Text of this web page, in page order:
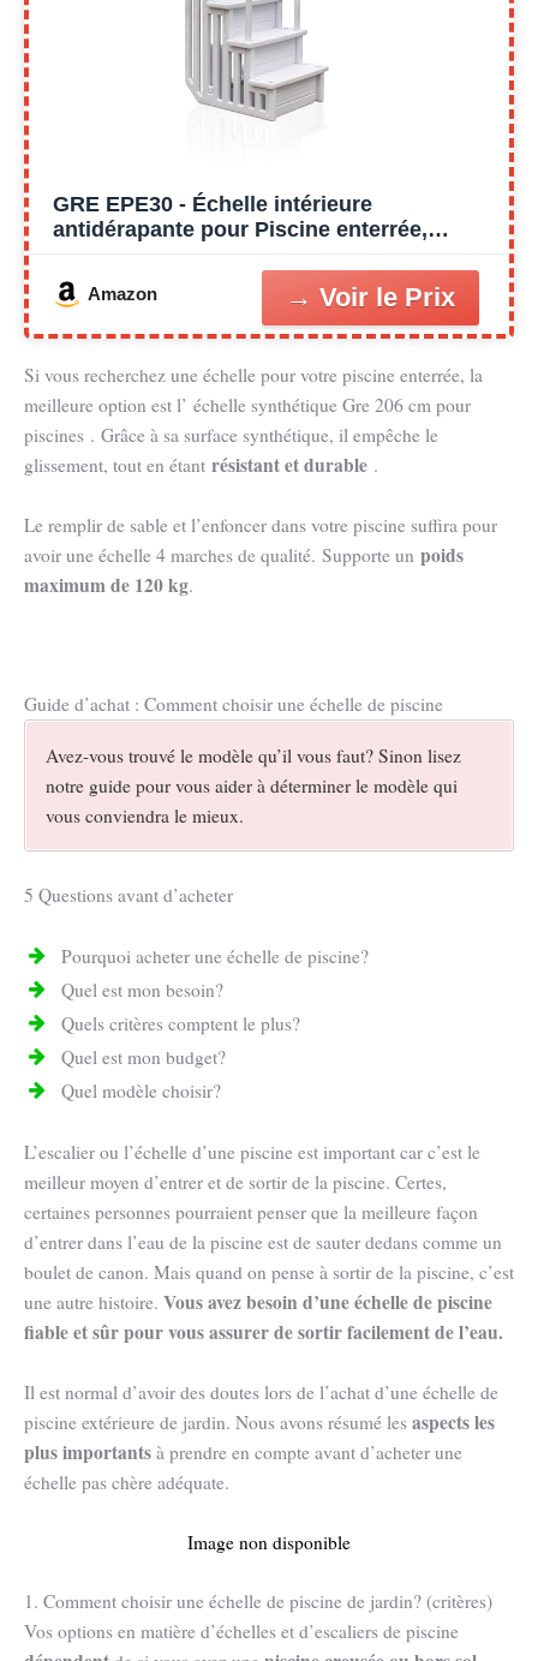
GRE EPE30 - Échelle intérieure
antidérapante pour Piscine enterrée,
marches, synthétique, Couleur Blanche. 80
x 92 x 206 cm
Amazon
Si vous recherchez une échelle pour votre piscine enterrée, la
meilleure option est l’ échelle synthétique Gre 206 cm pour
piscines . Grâce à sa surface synthétique, il empêche le
glissement, tout en étant résistant et durable .
Le remplir de sable et l’enfoncer dans votre piscine suffira pour
avoir une échelle 4 marches de qualité. Supporte un poids
maximum de 120 kg.
Guide d’achat : Comment choisir une échelle de piscine
Avez-vous trouvé le modèle qu’il vous faut? Sinon lisez
notre guide pour vous aider à déterminer le modèle qui
vous conviendra le mieux.
5 Questions avant d’acheter
Pourquoi acheter une échelle de piscine?
Quel est mon besoin?
Quels critères comptent le plus?
Quel est mon budget?
Quel modèle choisir?
L’escalier ou l’échelle d’une piscine est important car c’est le
meilleur moyen d’entrer et de sortir de la piscine. Certes,
certaines personnes pourraient penser que la meilleure façon
d’entrer dans l’eau de la piscine est de sauter dedans comme un
boulet de canon. Mais quand on pense à sortir de la piscine, c’est
une autre histoire. Vous avez besoin d’une échelle de piscine
fiable et sûr pour vous assurer de sortir facilement de l’eau.
Il est normal d’avoir des doutes lors de l’achat d’une échelle de
piscine extérieure de jardin. Nous avons résumé les aspects les
plus importants à prendre en compte avant d’acheter une
échelle pas chère adéquate.
Image non disponible
1. Comment choisir une échelle de piscine de jardin? (critères)
Vos options en matière d’échelles et d’escaliers de piscine